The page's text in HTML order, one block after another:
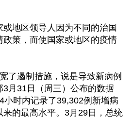
地区领导人因为不同的治国
策，而使国家或地区的疫情
了遏制措施，说是导致新病例
月31日（周三）公布的数据
小时内记录了39,302例新增病
的最高水平。3月29日，总统